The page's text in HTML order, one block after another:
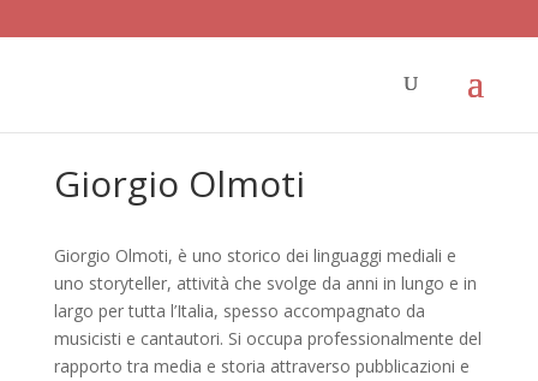
Giorgio Olmoti
Giorgio Olmoti, è uno storico dei linguaggi mediali e
uno storyteller, attività che svolge da anni in lungo e in
largo per tutta l’Italia, spesso accompagnato da
musicisti e cantautori. Si occupa professionalmente del
rapporto tra media e storia attraverso pubblicazioni e